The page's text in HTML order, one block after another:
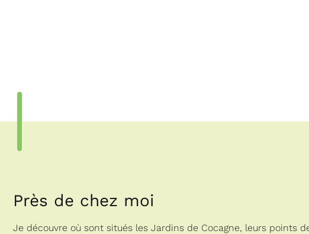
Près de chez moi
Je découvre où sont situés les Jardins de Cocagne, leurs points